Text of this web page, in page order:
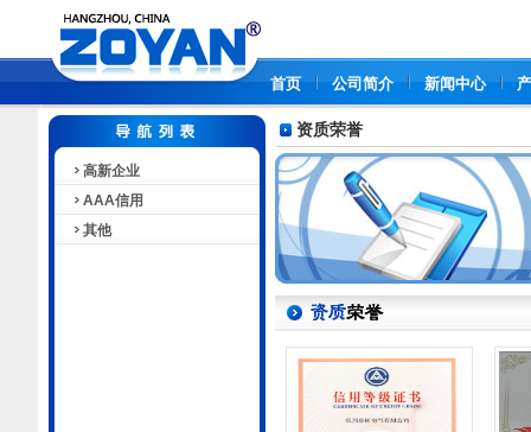
首页 公司简介 新闻中心
高新企业
AAA信用
其他
资质荣誉